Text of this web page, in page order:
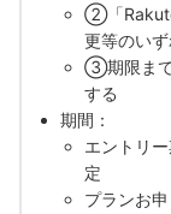
②「
更等のい
③期限まで
する
期間：
エントリ
定
プランお